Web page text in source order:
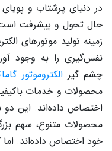
در دنیای پرشتاب و
حال تحول و پیشرفت
زمینه تولید موتورهای
نفس‌گیری را به وجود
چشم گیرالکتروموتور
محصولات و خدمات
اختصاص داده‌اند. این دو
محصولات متنوع، سهم
خود اختصاص داده‌اند.